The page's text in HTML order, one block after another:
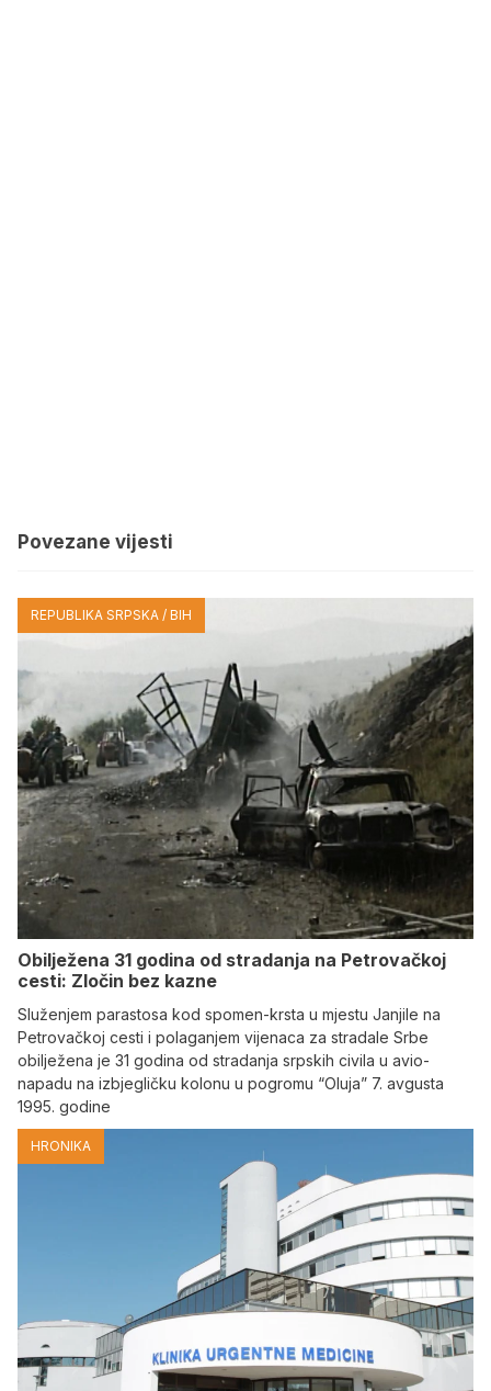
Povezane vijesti
REPUBLIKA SRPSKA / BIH
Obilježena 31 godina od stradanja na Petrovačkoj
cesti: Zločin bez kazne
Služenjem parastosa kod spomen-krsta u mjestu Janjile na
Petrovačkoj cesti i polaganjem vijenaca za stradale Srbe
obilježena je 31 godina od stradanja srpskih civila u avio-
napadu na izbjegličku kolonu u pogromu “Oluja” 7. avgusta
1995. godine
HRONIKA